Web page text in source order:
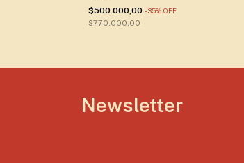
$500.000,00 -35% OFF
$770.000,00
Newsletter